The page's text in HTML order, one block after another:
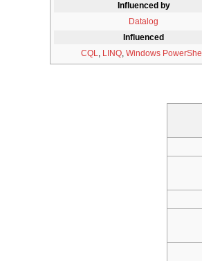
Influenced by
Datalog
Influenced
CQL, LINQ, Windows PowerShell